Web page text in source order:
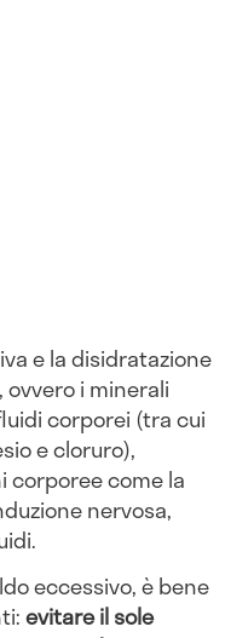
e la disidratazione
i minerali
corporei (tra cui
e cloruro),
corporee come la
nervosa,
eccessivo, è bene
evitare il sole